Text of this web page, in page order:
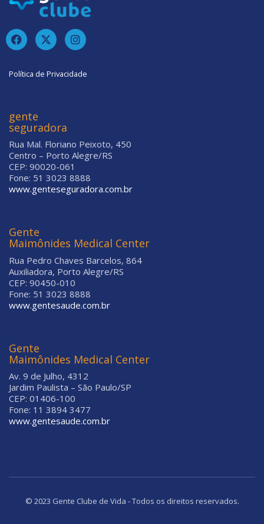
Política de Privacidade
gente
seguradora
Rua Mal. Floriano Peixoto, 450
Centro – Porto Alegre/RS
CEP: 90020-061
Fone: 51 3023 8888
www.genteseguradora.com.br
Gente
Maimônides Medical Center
Rua Pedro Chaves Barcelos, 864
Auxiliadora, Porto Alegre/RS
CEP: 90450-010
Fone: 51 3023 8888
www.gentesaude.com.br
Gente
Maimônides Medical Center
Av. 9 de Julho, 4312
Jardim Paulista – São Paulo/SP
CEP: 01406-100
Fone: 11 3894 3477
www.gentesaude.com.br
© 2023 Gente Clube de Vida - Todos os direitos reservados.